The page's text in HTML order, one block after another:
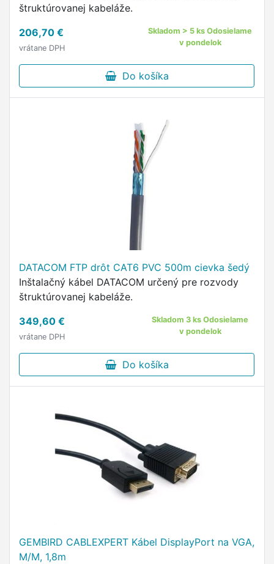
štruktúrovanej kabeláže.
206,70 €
vrátane DPH
Skladom > 5 ks Odosielame
v pondelok
Do košíka
DATACOM FTP drôt CAT6 PVC 500m cievka šedý
Inštalačný kábel DATACOM určený pre rozvody
štruktúrovanej kabeláže.
349,60 €
vrátane DPH
Skladom 3 ks Odosielame
v pondelok
Do košíka
GEMBIRD CABLEXPERT Kábel DisplayPort na VGA,
M/M, 1,8m